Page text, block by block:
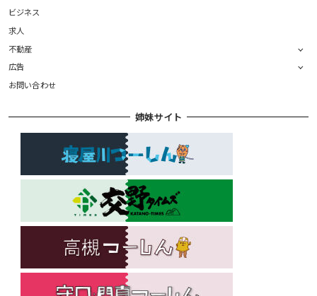
ビジネス
求人
不動産
広告
お問い合わせ
姉妹サイト